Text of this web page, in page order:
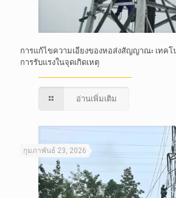
การแก้ไขความเอียงของหอส่งสัญญาณ: เทคโ
การรับแรงในจุดเกิดเหตุ
อ่านเพิ่มเติม
กุมภาพันธ์ 23, 2026